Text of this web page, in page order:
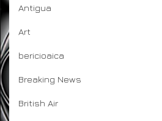
Antigua
Art
bericioaica
Breaking News
British Air